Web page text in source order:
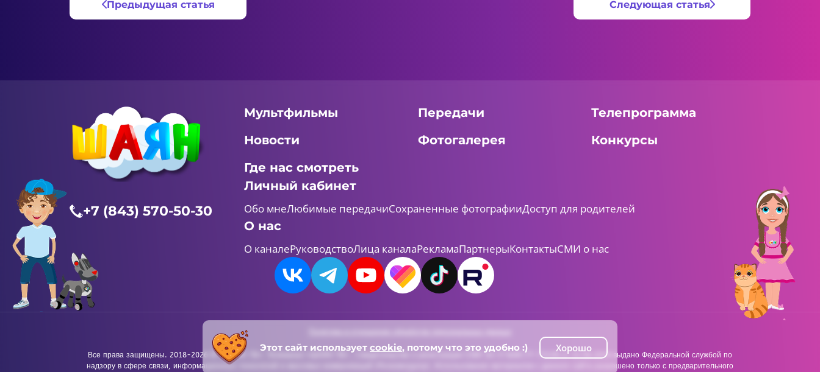
Предыдущая статья Следующая статья
+7 (843) 570-50-30
Мультфильмы Передачи
Телепрограмма
Новости
Фотогалерея
Конкурсы
Где нас смотреть
Личный кабинет
Обо мнеЛюбимые передачиСохраненные фотографииДоступ для родителей
О нас
О каналеРуководствоЛица каналаРекламаПартнерыКонтактыСМИ о нас
Все права защищены. 2018-2026 © «ШАЯН ТВ». Телеканал «ШАЯН ТВ» , Свидетельство о регистрации СМИ Эл-Л №ФС77-73138 от 22.06.2018 выдано Федеральной службой по
надзору в сфере связи, информационных технологий и массовых коммуникаций (Роскомнадзор). Использование материалов с данного сайта разрешено только с предварительного
Этот сайт использует cookie, потому что это удобно :) Хорошо